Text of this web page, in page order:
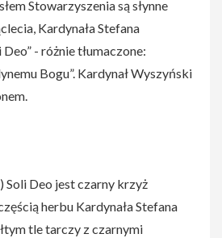
Stowarzyszenia są słynne
Kardynała Stefana
- różnie tłumaczone:
Bogu”. Kardynał Wyszyński
Soli Deo jest czarny krzyż
herbu Kardynała Stefana
tle tarczy z czarnymi